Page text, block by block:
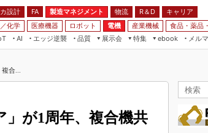
カ設計 FA 製造マネジメント 物流 R＆D
キャリア
化学 医療機器 ロボット 電機 産業機械 食品・薬品
AI
エッジ逆襲 品質
展示会
特集
つながるクルマ
フィールドサービス
ebook
FA
メル
合...
が1周年、複合機共